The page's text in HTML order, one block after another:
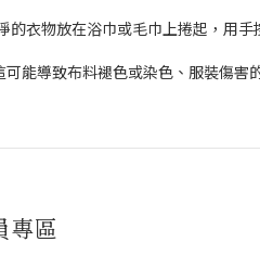
衣物放在浴巾或毛巾上捲起，用手
能導致布料褪色或染色、服裝傷害
專區